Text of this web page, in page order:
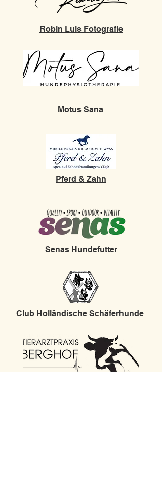
Robin Luis Fotografie
Motus Sana
Pferd & Zahn
Senas Hundefutter
Club Holländische Schäferhunde